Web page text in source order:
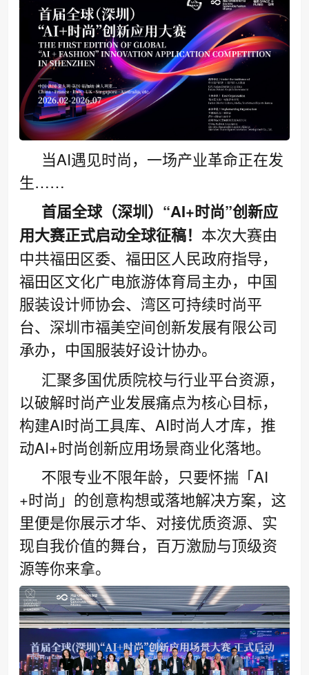
当AI遇见时尚，一场产业革命正在发
生……
首届全球（深圳）“AI+时尚”创新应
用大赛正式启动全球征稿！ 本次大赛由
中共福田区委、福田区人民政府指导，
福田区文化广电旅游体育局主办，中国
服装设计师协会、湾区可持续时尚平
台、深圳市福美空间创新发展有限公司
承办，中国服装好设计协办。
汇聚多国优质院校与行业平台资源，
以破解时尚产业发展痛点为核心目标，
构建AI时尚工具库、AI时尚人才库，推
动AI+时尚创新应用场景商业化落地。
不限专业不限年龄，只要怀揣「AI
+时尚」的创意构想或落地解决方案，这
里便是你展示才华、对接优质资源、实
现自我价值的舞台，百万激励与顶级资
源等你来拿。